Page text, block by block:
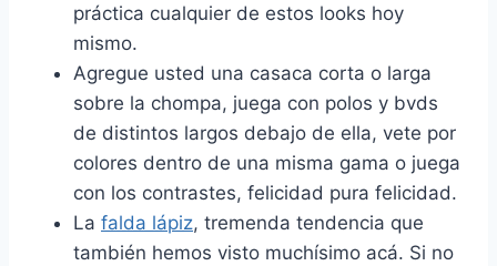
práctica cualquier de estos looks hoy
mismo.
Agregue usted una casaca corta o larga
sobre la chompa, juega con polos y bvds
de distintos largos debajo de ella, vete por
colores dentro de una misma gama o juega
con los contrastes, felicidad pura felicidad.
La falda lápiz, tremenda tendencia que
también hemos visto muchísimo acá. Si no